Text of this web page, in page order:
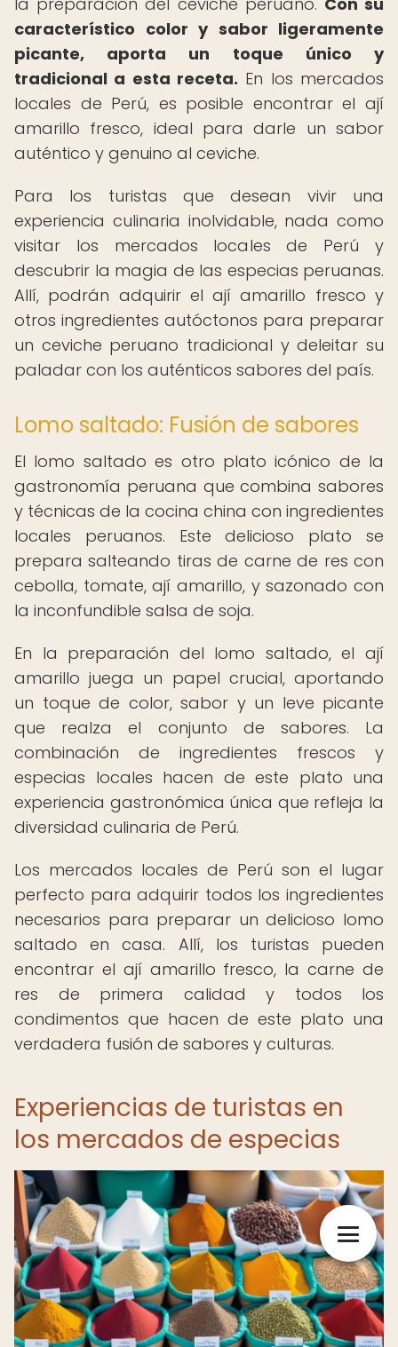
característico color y sabor ligeramente
picante, aporta un toque único y
tradicional a esta receta. En los mercados
locales de Perú, es posible encontrar el ají
amarillo fresco, ideal para darle un sabor
auténtico y genuino al ceviche.
Para los turistas que desean vivir una
experiencia culinaria inolvidable, nada como
visitar los mercados locales de Perú y
descubrir la magia de las especias peruanas.
Allí, podrán adquirir el ají amarillo fresco y
otros ingredientes autóctonos para preparar
un ceviche peruano tradicional y deleitar su
paladar con los auténticos sabores del país.
Lomo saltado: Fusión de sabores
El lomo saltado es otro plato icónico de la
gastronomía peruana que combina sabores
y técnicas de la cocina china con ingredientes
locales peruanos. Este delicioso plato se
prepara salteando tiras de carne de res con
cebolla, tomate, ají amarillo, y sazonado con
la inconfundible salsa de soja.
En la preparación del lomo saltado, el ají
amarillo juega un papel crucial, aportando
un toque de color, sabor y un leve picante
que realza el conjunto de sabores. La
combinación de ingredientes frescos y
especias locales hacen de este plato una
experiencia gastronómica única que refleja la
diversidad culinaria de Perú.
Los mercados locales de Perú son el lugar
perfecto para adquirir todos los ingredientes
necesarios para preparar un delicioso lomo
saltado en casa. Allí, los turistas pueden
encontrar el ají amarillo fresco, la carne de
res de primera calidad y todos los
condimentos que hacen de este plato una
verdadera fusión de sabores y culturas.
Experiencias de turistas en
los mercados de especias